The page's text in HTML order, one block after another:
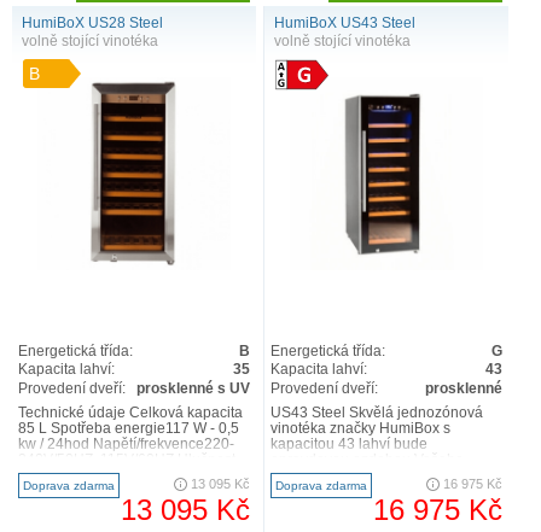
HumiBoX US28 Steel
volně stojící vinotéka
B
Energetická třída:
B
Kapacita lahví:
35
Provedení dveří:
prosklenné s UV
Technické údaje Celková kapacita
85 L Spotřeba energie117 W - 0,5
kw / 24hod Napětí/frekvence220-
42 db Teplotní r..
Doprava zdarma 13 095 Kč
13 095 Kč
HumiBoX US43 Steel
volně stojící vinotéka
Energetická třída:
G
Kapacita lahví:
43
Provedení dveří:
prosklenné
US43 Steel Skvělá jednozónová
vinotéka značky HumiBox s
kapacitou 43 lahví bude
interiéru. Úsporné kompresorové
chlazení ..
Doprava zdarma 16 975 Kč
16 975 Kč